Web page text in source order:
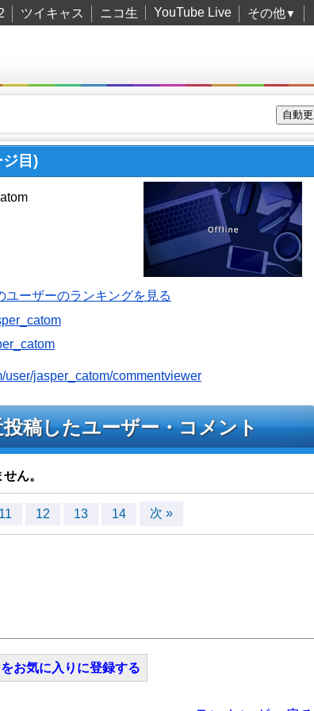
ツイキャス ニコ生 YouTube Live その他▼
目)
ユーザーのランキングを見る
user/jasper_catom/commentviewer
稿したユーザー・コメント
ん。
11 12 13 14 次 »
お気に入りに登録する